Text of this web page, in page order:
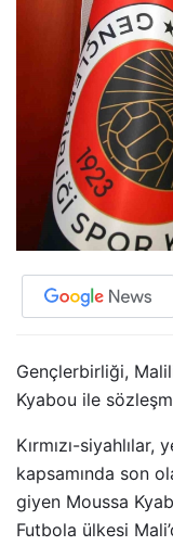
Gençlerbirliği,
Kyabou ile
Kırmızı-siyahlılar,
kapsamında son
giyen Moussa
Futbola ülkesi